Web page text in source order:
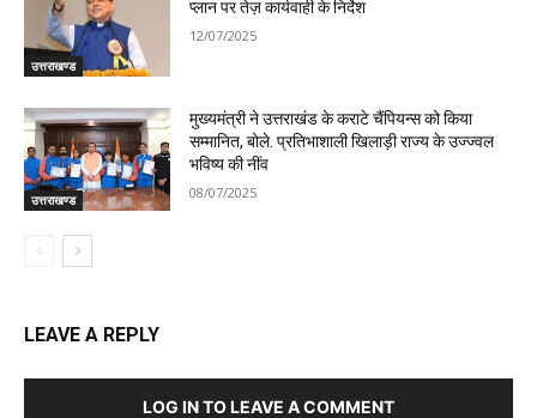
उत्तराखण्ड
प्लान पर तेज़ कार्यवाही के निर्देश
12/07/2025
उत्तराखण्ड
मुख्यमंत्री ने उत्तराखंड के कराटे चैंपियन्स को किया
सम्मानित, बोले. प्रतिभाशाली खिलाड़ी राज्य के उज्ज्वल
भविष्य की नींव
08/07/2025
LEAVE A REPLY
LOG IN TO LEAVE A COMMENT